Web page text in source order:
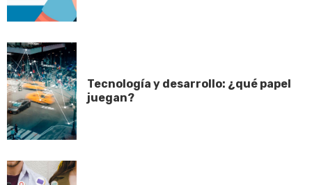
Tecnología y desarrollo: ¿qué papel
juegan?